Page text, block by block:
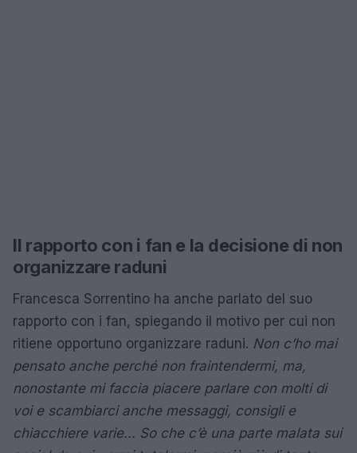
Il rapporto con i fan e la decisione di non
organizzare raduni
Francesca Sorrentino ha anche parlato del suo
rapporto con i fan, spiegando il motivo per cui non
ritiene opportuno organizzare raduni. Non c’ho mai
pensato anche perché non fraintendermi, ma,
nonostante mi faccia piacere parlare con molti di
voi e scambiarci anche messaggi, consigli e
chiacchiere varie… So che c’è una parte malata sui